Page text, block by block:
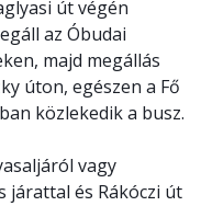
út végén
az Óbudai
majd megállás
úton, egészen a Fő
közlekedik a busz.
vagy
járattal és Rákóczi út